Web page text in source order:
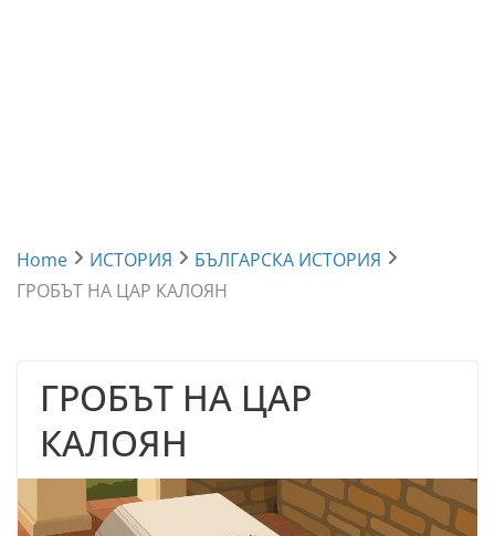
Home ИСТОРИЯ
БЪЛГАРСКА ИСТОРИЯ
ГРОБЪТ НА ЦАР КАЛОЯН
ГРОБЪТ НА ЦАР
КАЛОЯН